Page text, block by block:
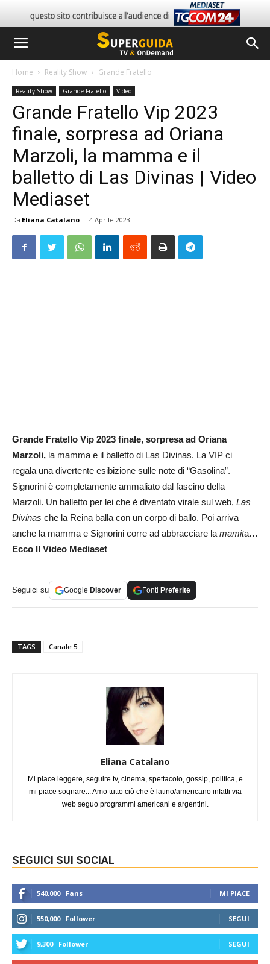
Home Reality Show Grande Fratello
Reality Show Grande Fratello Video
Grande Fratello Vip 2023
finale, sorpresa ad Oriana
Marzoli, la mamma e il
balletto di Las Divinas | Video
Mediaset
Da Eliana Catalano - 4 Aprile 2023
Grande Fratello Vip 2023 finale, sorpresa ad Oriana
Marzoli, la mamma e il balletto di Las Divinas. La VIP ci
regala una divertente esibizione sulle note di “Gasolina”.
Signorini è completamente ammaliato dal fascino della
Marzoli. Un balletto per lei che è diventato virale sul web, Las
Divinas che la Reina balla con un corpo di ballo. Poi arriva
anche la mamma e Signorini corre ad abbracciare lamamita…
Ecco Il Video Mediaset
Seguici su Google Discover Fonti Preferite
TAGS Canale 5
Eliana Catalano
Mi piace leggere, seguire tv, cinema, spettacolo, gossip, politica, e
mi piace sognare... Amo tutto ciò che è latino/americano infatti via
web seguo programmi americani e argentini.
SEGUICI SUI SOCIAL
540,000 Fans MI PIACE
550,000 Follower SEGUI
9,300 Follower SEGUI